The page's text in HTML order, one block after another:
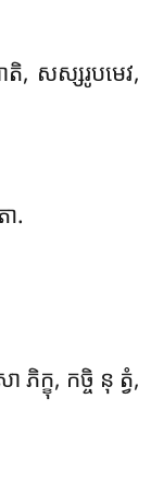
តិ, សស្សរូបមេវ,
ោ.
ភិក្ខុ, កច្ចិ នុ ត្វំ,